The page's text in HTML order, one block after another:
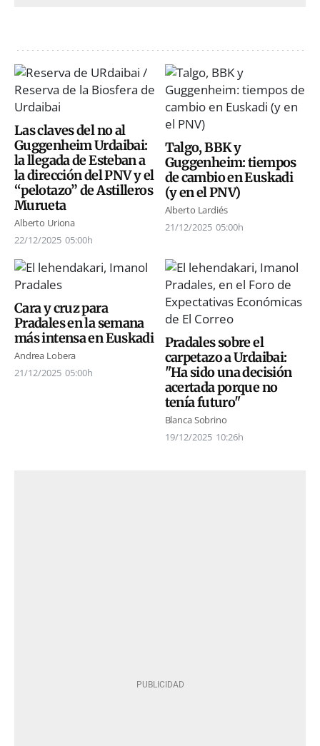
Las claves del no al
Guggenheim Urdaibai:
la llegada de Esteban a
la dirección del PNV y el
“pelotazo” de Astilleros
Murueta
Alberto Uriona
22/12/2025 05:00h
Talgo, BBK y
Guggenheim: tiempos
de cambio en Euskadi
(y en el PNV)
Alberto Lardiés
21/12/2025 05:00h
Cara y cruz para
Pradales en la semana
más intensa en Euskadi
Andrea Lobera
21/12/2025 05:00h
Pradales sobre el
carpetazo a Urdaibai:
"Ha sido una decisión
acertada porque no
tenía futuro"
Blanca Sobrino
19/12/2025 10:26h